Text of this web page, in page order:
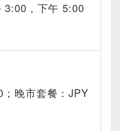
3:00，下午 5:00
晚市套餐：JPY